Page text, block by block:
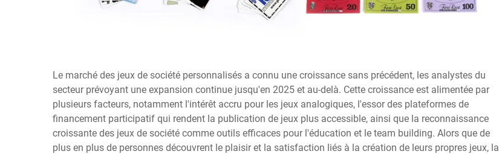
Le marché des jeux de société personnalisés a connu une croissance sans précédent, les analystes du
secteur prévoyant une expansion continue jusqu'en 2025 et au-delà. Cette croissance est alimentée par
plusieurs facteurs, notamment l'intérêt accru pour les jeux analogiques, l'essor des plateformes de
financement participatif qui rendent la publication de jeux plus accessible, ainsi que la reconnaissance
croissante des jeux de société comme outils efficaces pour l'éducation et le team building. Alors que de
plus en plus de personnes découvrent le plaisir et la satisfaction liés à la création de leurs propres jeux, la